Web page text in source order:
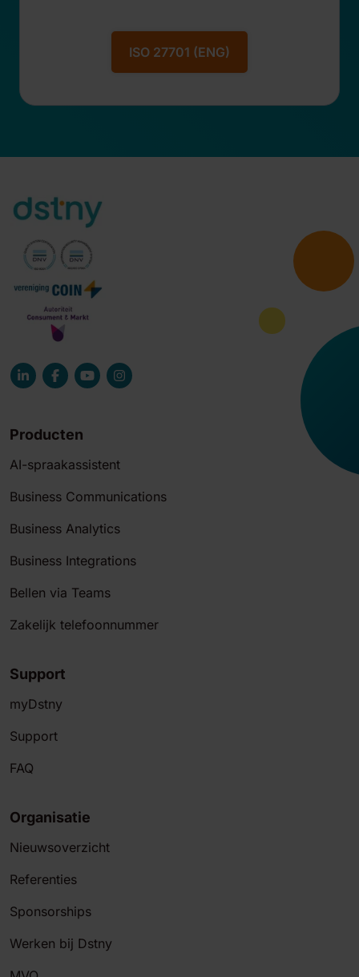
ISO 27701 (ENG)
Producten
AI-spraakassistent
Business Communications
Business Analytics
Business Integrations
Bellen via Teams
Zakelijk telefoonnummer
Support
myDstny
Support
FAQ
Organisatie
Nieuwsoverzicht
Referenties
Sponsorships
Werken bij Dstny